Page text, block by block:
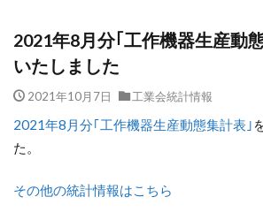
2021年8月分｢工作機器生産動
いたしました
2021年10月7日 工業会統計情報
2021年8月分｢工作機器生産動態集計表｣
た。
その他の統計情報はこちら